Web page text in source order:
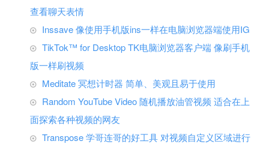
查看聊天表情
Inssave 像使用手机版ins一样在电脑浏览器端使用IG
TikTok™ for Desktop TK电脑浏览器客户端 像刷手机
版一样刷视频
Meditate 冥想计时器 简单、美观且易于使用
Random YouTube Video 随机播放油管视频 适合在上
面探索各种视频的网友
Transpose 学哥连哥的好工具 对视频自定义区域进行